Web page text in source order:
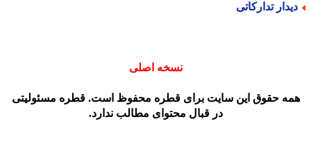
تدارکاتی
نسخه اصلی
حقوق این سایت برای قطره محفوظ است. قطره مسئولیتی
در قبال محتوای مطالب ندارد.